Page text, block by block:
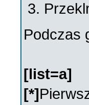
Podczas
[list=a]
[*]